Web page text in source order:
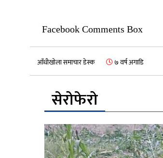
Facebook Comments Box
आँधीखोला समाचार डेस्क ७ वर्ष अगाडि
सेरोफेरो